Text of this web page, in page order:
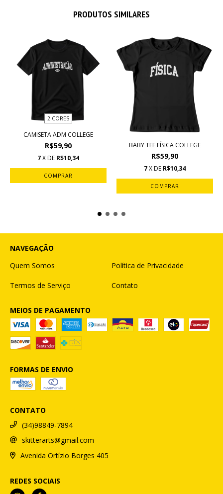
PRODUTOS SIMILARES
2 CORES
CAMISETA ADM COLLEGE
R$59,90
7X DE R$10,34
COMPRAR
BABY TEE FÍSICA COLLEGE
R$59,90
7X DE R$10,34
COMPRAR
NAVEGAÇÃO
Quem Somos
Política de Privacidade
Termos de Serviço Contato
MEIOS DE PAGAMENTO
FORMAS DE ENVIO
CONTATO
(34)98849-7894
skitterarts@gmail.com
Avenida Ortízio Borges 405
REDES SOCIAIS